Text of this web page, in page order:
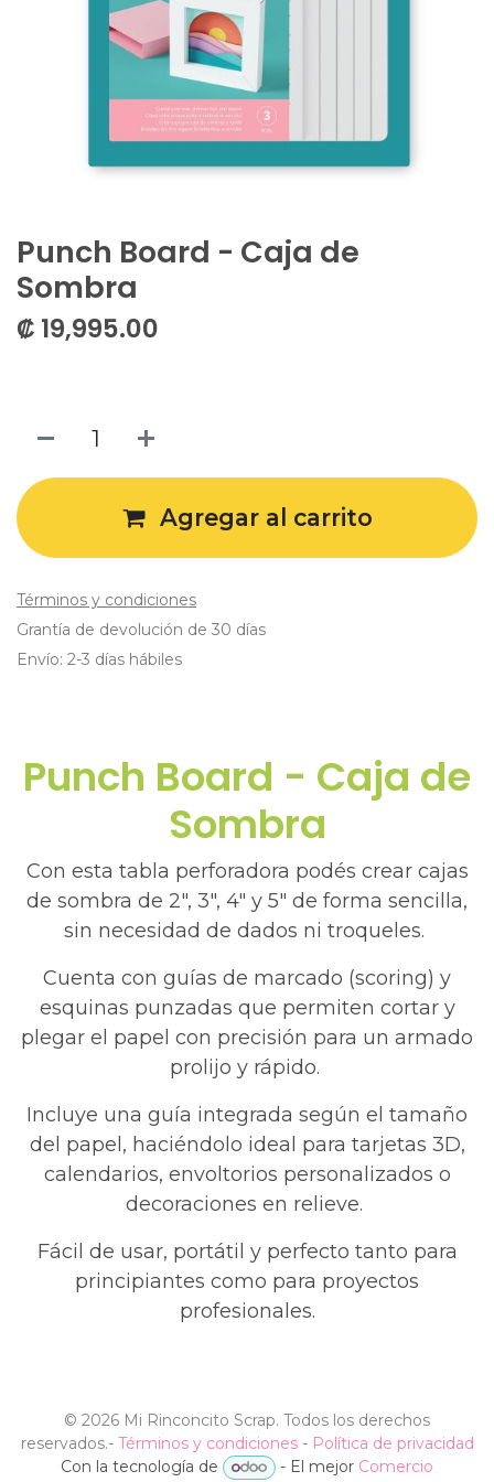
Punch Board - Caja de
Sombra
₡ 19,995.00
Agregar al carrito
Términos y condiciones
Grantía de devolución de 30 días
Envío: 2-3 días hábiles
Punch Board - Caja de
Sombra
Con esta tabla perforadora podés crear cajas
de sombra de 2″, 3″, 4″ y 5″ de forma sencilla,
sin necesidad de dados ni troqueles.
Cuenta con guías de marcado (scoring) y
esquinas punzadas que permiten cortar y
plegar el papel con precisión para un armado
prolijo y rápido.
Incluye una guía integrada según el tamaño
del papel, haciéndolo ideal para tarjetas 3D,
calendarios, envoltorios personalizados o
decoraciones en relieve.
Fácil de usar, portátil y perfecto tanto para
principiantes como para proyectos
profesionales.
© 2026 Mi Rinconcito Scrap. Todos los derechos
reservados.- Términos y condiciones- Política de privacidad
Con la tecnología de
- El mejor Comercio